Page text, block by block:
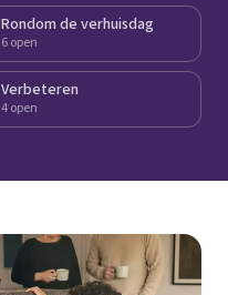
Rondom de verhuisdag
6 open
Verbeteren
4 open